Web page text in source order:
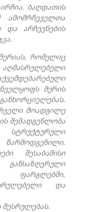
ბაღდათის
ამომრჩეველთა
არჩევნების
რომელიც
მერის
მოადგილე
შემადგენლობა
შესაბამისი
ფარგლებში,
და